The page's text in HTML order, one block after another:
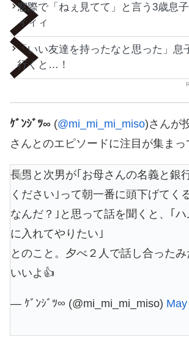
窓際で「ねぇ見てて」と言う3歳息
ィィィ
「いい友達を持ったなと思った」息
行くと…！
ｹﾞﾝｼﾞﾂ∞ (@mi_mi_mi_miso)さんが
さんとのエピソードに注目が集まっ
長男と次男が｢お母さんの名義と銀
ください｣って朝一番に頭下げてく
なんだ？｣と思って話を聞くと、｢
に入れてやりたい｣
とのこと。夕べ２人で話し合ったみ
いいよ👍️
— ｹﾞﾝｼﾞﾂ∞ (@mi_mi_mi_miso)